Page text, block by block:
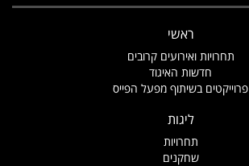
ראשי
תחרויות ואירועים קרובים
חדשות האיגוד
פרוייקטים בשיתוף מפעל הפייס
ליגות
תחרויות
שחקנים